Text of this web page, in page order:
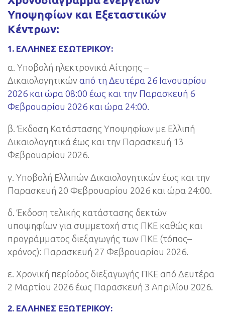
Υποψηφίων και Εξεταστικών
Κέντρων:
1. ΈΛΛΗΝΕΣ ΕΣΩΤΕΡΙΚΟΎ:
α. Υποβολή ηλεκτρονικά Αίτησης –
Δικαιολογητικών από τη Δευτέρα 26 Ιανουαρίου
2026 και ώρα 08:00 έως και την Παρασκευή 6
Φεβρουαρίου 2026 και ώρα 24:00.
β. Έκδοση Κατάστασης Υποψηφίων με Ελλιπή
Δικαιολογητικά έως και την Παρασκευή 13
Φεβρουαρίου 2026.
γ. Υποβολή Ελλιπών Δικαιολογητικών έως και την
Παρασκευή 20 Φεβρουαρίου 2026 και ώρα 24:00.
δ. Έκδοση τελικής κατάστασης δεκτών
υποψηφίων για συμμετοχή στις ΠΚΕ καθώς και
προγράμματος διεξαγωγής των ΠΚΕ (τόπος–
χρόνος): Παρασκευή 27 Φεβρουαρίου 2026.
ε. Χρονική περίοδος διεξαγωγής ΠΚΕ από Δευτέρα
2 Μαρτίου 2026 έως Παρασκευή 3 Απριλίου 2026.
2. ΈΛΛΗΝΕΣ ΕΞΩΤΕΡΙΚΟΎ: